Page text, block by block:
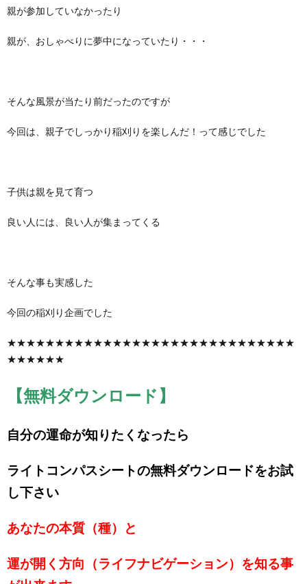
親が参加していなかったり
親が、おしゃべりに夢中になっていたり・・・
そんな風景が当たり前だったのですが
今回は、親子でしっかり稲刈りを楽しんだ！って感じでした
子供は親を見て育つ
良い人には、良い人が集まってくる
そんな事も実感した
今回の稲刈り企画でした
★★★★★★★★★★★★★★★★★★★★★★★★★★★★★★
★★★★★★
【無料ダウンロード】
自分の運命が知りたくなったら
ライトコンパスシートの無料ダウンロードをお試
し下さい
あなたの本質（種）と
運が開く方向（ライフナビゲーション）を知る事